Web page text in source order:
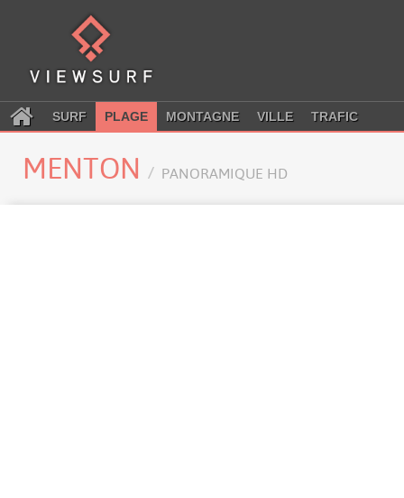
SURF PLAGE MONTAGNE VILLE TRAFIC
MENTON PANORAMIQUE HD